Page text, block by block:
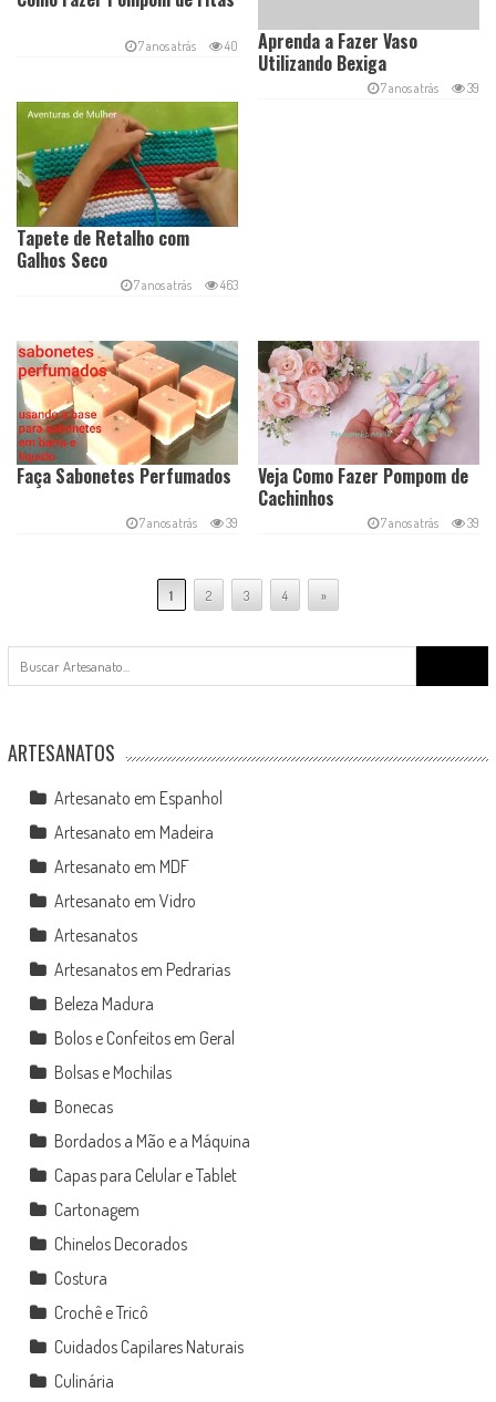
Aprenda a Fazer Vaso
Utilizando Bexiga
7 anos atrás 39
7 anos atrás 40
Tapete de Retalho com
Galhos Seco
7 anos atrás 463
Veja Como Fazer Pompom de
Cachinhos
7 anos atrás 39
Faça Sabonetes Perfumados
7 anos atrás 39
1 2 3 4 »
for:
ARTESANATOS
Artesanato em Espanhol
Artesanato em Madeira
Artesanato em MDF
Artesanato em Vidro
Artesanatos
Artesanatos em Pedrarias
Beleza Madura
Bolos e Confeitos em Geral
Bolsas e Mochilas
Bonecas
Bordados a Mão e a Máquina
Capas para Celular e Tablet
Cartonagem
Chinelos Decorados
Costura
Crochê e Tricô
Cuidados Capilares Naturais
Culinária